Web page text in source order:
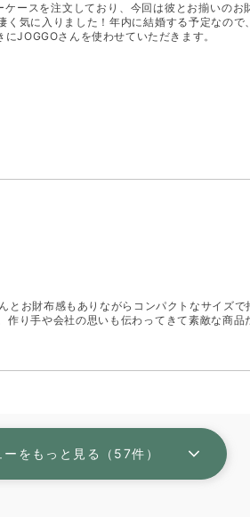
ースを注文しており、今回は彼とお揃いのお
気に入りました！年内に結婚する予定なので
JOGGOさんを使わせていただきます。
とお財布感もありながらコンパクトなサイズ
り手や会社の思いも伝わってきて素敵な商
ーをもっと見る（57件）